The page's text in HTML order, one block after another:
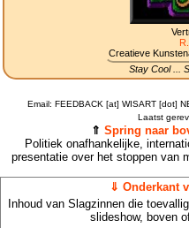
Creatieve
Stay Cool ...
Email: FEEDBACK [at] WISART [dot]
Laatst
⇑ Spring naar
Politiek onafhankelijke,
presentatie over het stoppen van
⇓ Onderkant
Inhoud van Slagzinnen die
slideshow, boven